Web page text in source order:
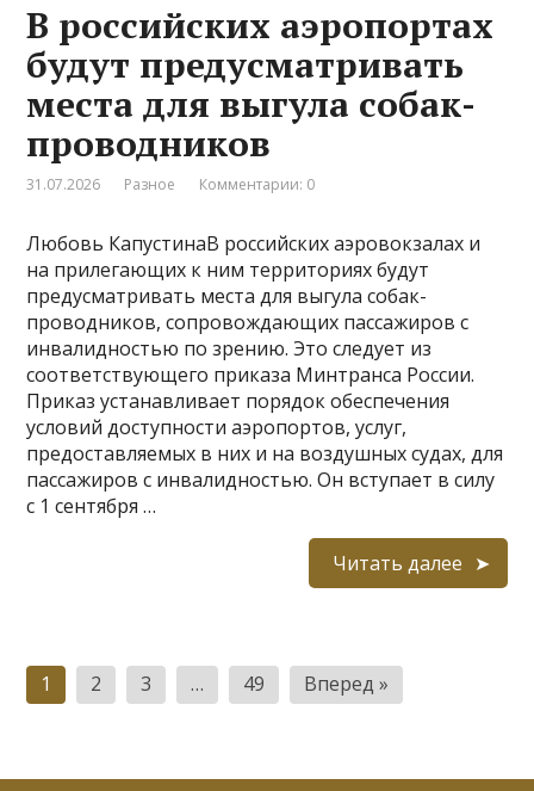
В российских аэропортах
будут предусматривать
места для выгула собак-
проводников
31.07.2026 Разное Комментарии: 0
Любовь КапустинаВ российских аэровокзалах и
на прилегающих к ним территориях будут
предусматривать места для выгула собак-
проводников, сопровождающих пассажиров с
инвалидностью по зрению. Это следует из
соответствующего приказа Минтранса России.
Приказ устанавливает порядок обеспечения
условий доступности аэропортов, услуг,
предоставляемых в них и на воздушных судах, для
пассажиров с инвалидностью. Он вступает в силу
с 1 сентября …
Читать далее
Пагинация
записей
1 2 3 … 49 Вперед »